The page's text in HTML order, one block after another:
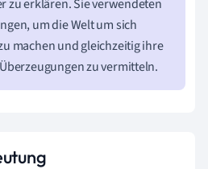
zu erklären. Sie verwendeten
um die Welt um sich
machen und gleichzeitig ihre
zu vermitteln.